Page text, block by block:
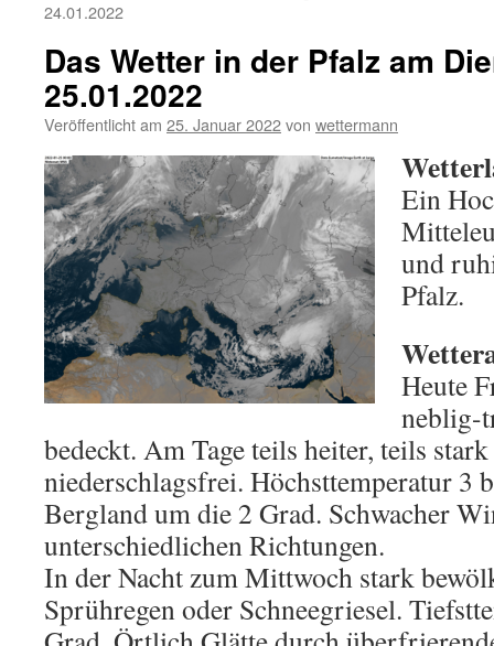
24.01.2022
Das Wetter in der Pfalz am
25.01.2022
Veröffentlicht am 25. Januar 2022von wettermann
Ein
und
Pfalz.
Heute
neblig-
bedeckt. Am Tage teils heiter, teils
niederschlagsfrei. Höchsttemperatur 3
Bergland um die 2 Grad. Schwacher
unterschiedlichen Richtungen.
In der Nacht zum Mittwoch stark
Sprühregen oder Schneegriesel.